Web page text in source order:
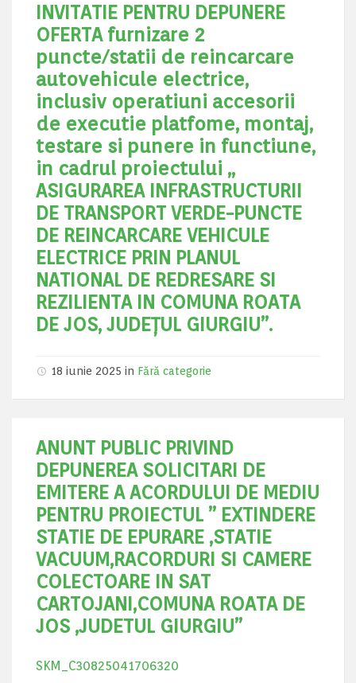
INVITATIE PENTRU DEPUNERE
OFERTA furnizare 2
puncte/statii de reincarcare
autovehicule electrice,
inclusiv operatiuni accesorii
de executie platfome, montaj,
testare si punere in functiune,
in cadrul proiectului „
ASIGURAREA INFRASTRUCTURII
DE TRANSPORT VERDE-PUNCTE
DE REINCARCARE VEHICULE
ELECTRICE PRIN PLANUL
NATIONAL DE REDRESARE SI
REZILIENTA IN COMUNA ROATA
DE JOS, JUDEŢUL GIURGIU”.
18 iunie 2025 in Fără categorie
ANUNT PUBLIC PRIVIND
DEPUNEREA SOLICITARI DE
EMITERE A ACORDULUI DE MEDIU
PENTRU PROIECTUL ” EXTINDERE
STATIE DE EPURARE ,STATIE
VACUUM,RACORDURI SI CAMERE
COLECTOARE IN SAT
CARTOJANI,COMUNA ROATA DE
JOS ,JUDETUL GIURGIU”
SKM_C30825041706320